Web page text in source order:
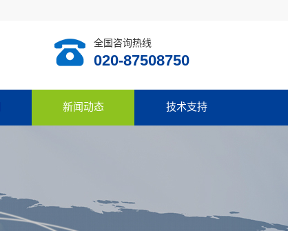
全国咨询热线
020-87508750
新闻动态 技术支持